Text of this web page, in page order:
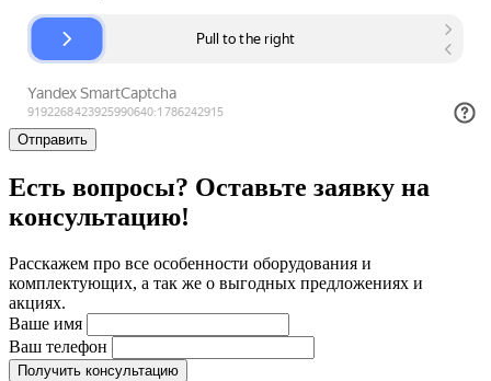
Отправить
Есть вопросы? Оставьте заявку на
консультацию!
Расскажем про все особенности оборудования и
комплектующих, а так же о выгодных предложениях и
акциях.
Ваше имя
Ваш телефон
Получить консультацию